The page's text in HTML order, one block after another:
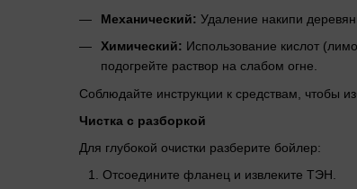
Механический: Удаление накипи
Химический: Использование кислот
подогрейте раствор на слабом огне.
Соблюдайте инструкции к средствам, чтобы
Чистка с разборкой
Для глубокой очистки разберите бойлер:
Отсоедините фланец и извлеките ТЭН.